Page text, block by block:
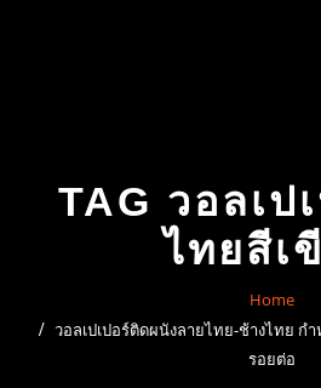
TAG วอลเป
ไทยสีเ
Home
วอลเปเปอร์ติดผนังลายไทย-ช้างไทย ก
รอยต่อ